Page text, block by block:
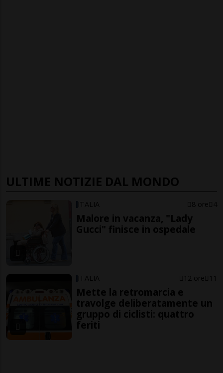
ULTIME NOTIZIE DAL MONDO
ITALIA 8 ore 4
Malore in vacanza, "Lady
Gucci" finisce in ospedale
ITALIA 12 ore 11
Mette la retromarcia e
travolge deliberatamente un
gruppo di ciclisti: quattro
feriti